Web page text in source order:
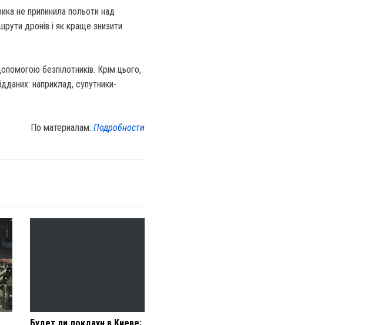
не припинила польоти над
дронів і як краще знизити
безпілотників. Крім цього,
наприклад, супутники-
По материалам:Подробности